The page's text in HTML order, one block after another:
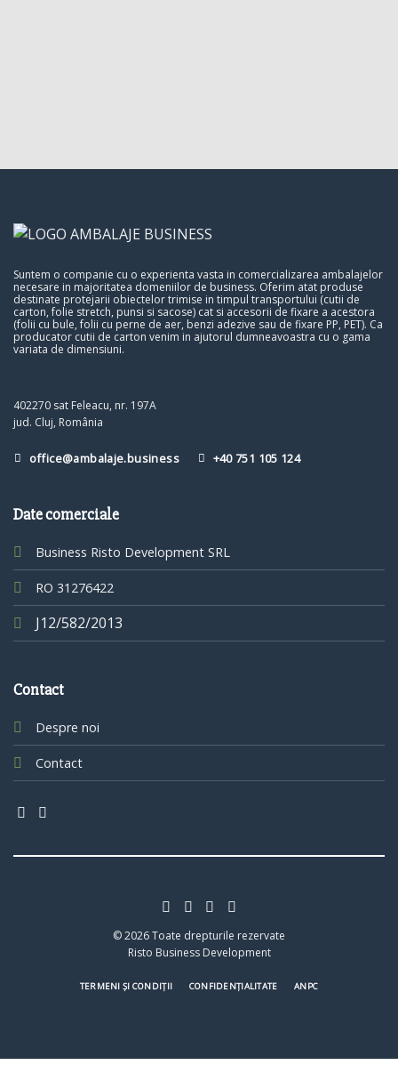
Suntem o companie cu o experienta vasta in comercializarea ambalajelor
necesare in majoritatea domeniilor de business. Oferim atat produse
destinate protejarii obiectelor trimise in timpul transportului (cutii de
carton, folie stretch, punsi si sacose) cat si accesorii de fixare a acestora
(folii cu bule, folii cu perne de aer, benzi adezive sau de fixare PP, PET). Ca
producator cutii de carton venim in ajutorul dumneavoastra cu o gama
variata de dimensiuni.
402270 sat Feleacu, nr. 197A
jud. Cluj, România
office@ambalaje.business +40 751 105 124
Date comerciale
Business Risto Development SRL
RO 31276422
J12/582/2013
Contact
Despre noi
Contact
© 2026 Toate drepturile rezervate
Risto Business Development
TERMENI ȘI CONDIȚII CONFIDENȚIALITATE ANPC